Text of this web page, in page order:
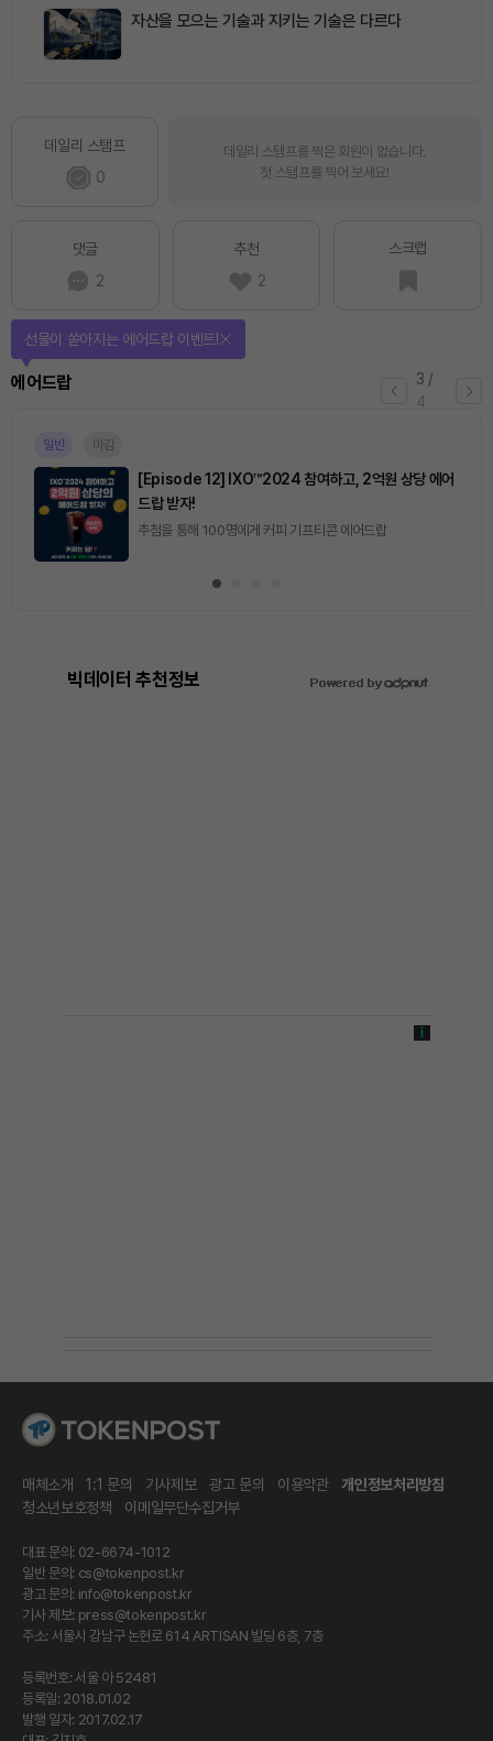
자산을 모으는 기술과 지키는 기술은 다르다
데일리 스탬프
0
데일리 스탬프를 찍은 회원이 없습니다.
첫 스탬프를 찍어 보세요!
댓글
2
추천
2
스크랩
3 /
4
에어드랍
선물이 쏟아지는 에어드랍 이벤트!
일반 마감
[Episode 12] IXO™2024 참여하고, 2억원 상당 에어
드랍 받자!
추첨을 통해 100명에게 커피 기프티콘 에어드랍
빅데이터 추천정보
매체소개 1:1 문의 기사제보 광고 문의 이용약관
개인정보처리방침
청소년보호정책
이메일무단수집거부
대표 문의: 02-6674-1012
일반 문의: cs@tokenpost.kr
광고 문의: info@tokenpost.kr
기사 제보: press@tokenpost.kr
주소: 서울시 강남구 논현로 614 ARTISAN 빌딩 6층, 7층
등록번호: 서울 아 52481
등록일: 2018.01.02
발행 일자: 2017.02.17